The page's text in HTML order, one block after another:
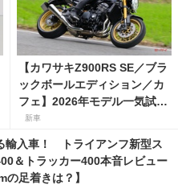
【カワサキZ900RS SE／ブラ
ックボールエディション／カ
フェ】2026年モデル一気試
乗。人気の国産ネオレトロモ
デルが扱いやすく上質に進
化！
新車
輸入車！ トライアンフ新型ス
＆トラッカー400本音レビュー
の足着きは？】